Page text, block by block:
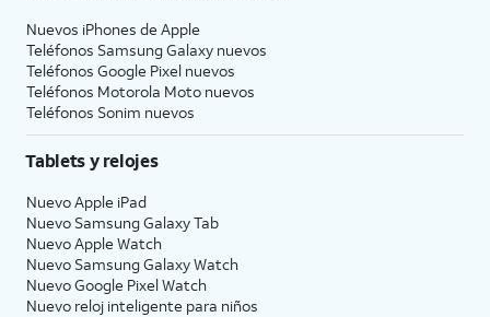
Nuevos iPhones de Apple
Teléfonos Samsung Galaxy nuevos
Teléfonos Google Pixel nuevos
Teléfonos Motorola Moto nuevos
Teléfonos Sonim nuevos
Tablets y relojes
Nuevo Apple iPad
Nuevo Samsung Galaxy Tab
Nuevo Apple Watch
Nuevo Samsung Galaxy Watch
Nuevo Google Pixel Watch
Nuevo reloj inteligente para niños